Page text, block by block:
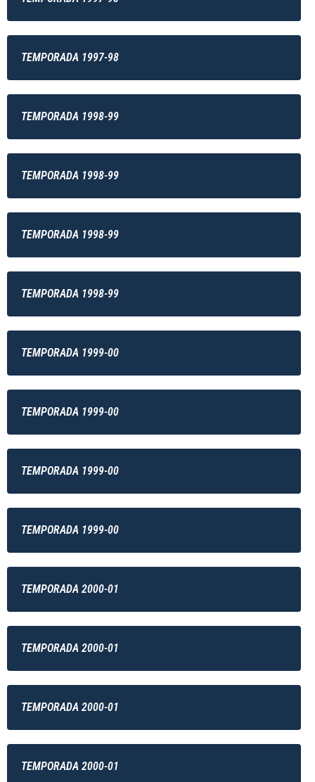
TEMPORADA 1997-98
TEMPORADA 1998-99
TEMPORADA 1998-99
TEMPORADA 1998-99
TEMPORADA 1998-99
TEMPORADA 1999-00
TEMPORADA 1999-00
TEMPORADA 1999-00
TEMPORADA 1999-00
TEMPORADA 2000-01
TEMPORADA 2000-01
TEMPORADA 2000-01
TEMPORADA 2000-01